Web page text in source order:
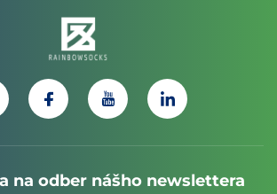
na odber nášho newslettera